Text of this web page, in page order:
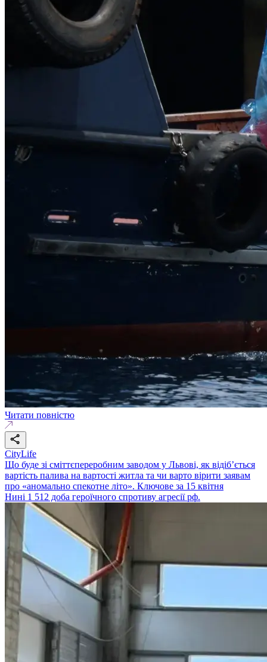
Читати повністю
CityLife
Що буде зі сміттєпереробним заводом у Львові, як відіб’ється
вартість палива на вартості житла та чи варто вірити заявам
про «аномально спекотне літо». Ключове за 15 квітня
Нині 1 512 доба героїчного спротиву агресії рф.